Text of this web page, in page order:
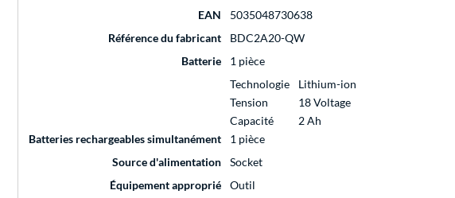
EAN
5035048730638
Référence du fabricant
BDC2A20-QW
Batterie
1 pièce
Technologie
Lithium-ion
Tension
18 Voltage
Capacité
2 Ah
Batteries rechargeables simultanément
1 pièce
Source d'alimentation
Socket
Équipement approprié
Outil